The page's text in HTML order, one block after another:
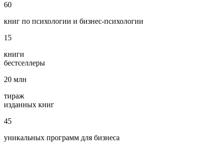
60
книг по психологии и бизнес‑психологии
15
книги
бестселлеры
20 млн
тираж
изданных книг
45
уникальных программ для бизнеса